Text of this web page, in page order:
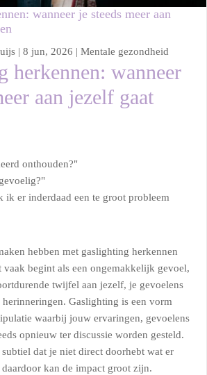
wanneer je steeds meer aan
|8 jun, 2026 |Mentale gezondheid
herkennen: wanneer
aan jezelf gaat
onthouden?"
ik er inderdaad een te groot probleem
hebben met gaslighting herkennen
vaak begint als een ongemakkelijk gevoel,
twijfel aan jezelf, je gevoelens
herinneringen. Gaslighting is een vorm
waarbij jouw ervaringen, gevoelens
opnieuw ter discussie worden gesteld.
dat je niet direct doorhebt wat er
daardoor kan de impact groot zijn.